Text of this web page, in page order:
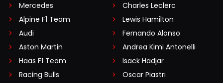
Mercedes
Alpine F1 Team
Audi
Aston Martin
Haas F1 Team
Racing Bulls
Charles Leclerc
Lewis Hamilton
Fernando Alonso
Andrea Kimi Antonelli
Isack Hadjar
Oscar Piastri